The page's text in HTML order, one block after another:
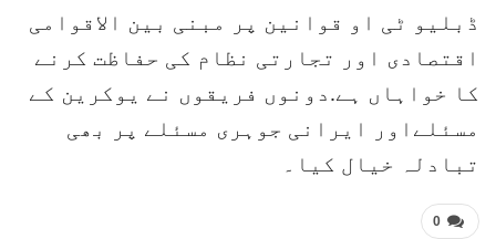
ڈبلیو ٹی او قوانین پر مبنی بین الاقوامی
اقتصادی اور تجارتی نظام کی حفاظت کرنے
کا خواہاں ہے.دونوں فریقوں نے یوکرین کے
مسئلےاور ایرانی جوہری مسئلے پر بھی
تبادلہ خیال کیا۔
0